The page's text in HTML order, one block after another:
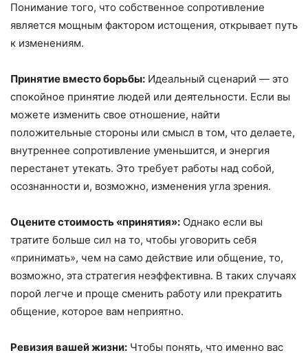
Понимание того, что собственное сопротивление
является мощным фактором истощения, открывает путь
к изменениям.
Принятие вместо борьбы: Идеальный сценарий — это
спокойное принятие людей или деятельности. Если вы
можете изменить свое отношение, найти
положительные стороны или смысл в том, что делаете,
внутреннее сопротивление уменьшится, и энергия
перестанет утекать. Это требует работы над собой,
осознанности и, возможно, изменения угла зрения.
Оцените стоимость «принятия»: Однако если вы
тратите больше сил на то, чтобы уговорить себя
«принимать», чем на само действие или общение, то,
возможно, эта стратегия неэффективна. В таких случаях
порой легче и проще сменить работу или прекратить
общение, которое вам неприятно.
Ревизия вашей жизни: Чтобы понять, что именно вас